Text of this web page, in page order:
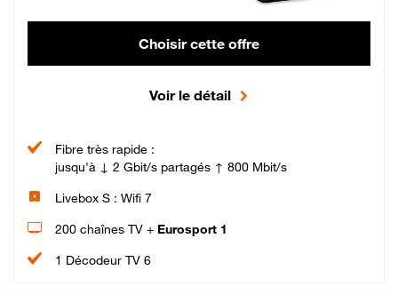
Choisir cette offre
Voir le détail
Fibre très rapide :
jusqu'à ↓ 2 Gbit/s partagés ↑ 800 Mbit/s
Livebox S : Wifi 7
200 chaînes TV + Eurosport 1
1 Décodeur TV 6